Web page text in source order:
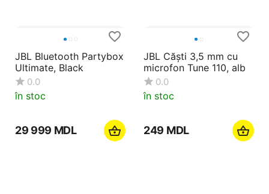
JBL Bluetooth Partybox
Ultimate, Black
0.0
în stoc
29 999 MDL
JBL Căști 3,5 mm cu
microfon Tune 110, alb
0.0
în stoc
‍249‍ MDL